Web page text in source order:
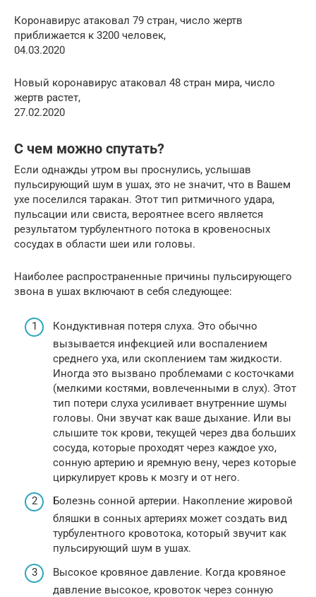
Коронавирус атаковал 79 стран, число жертв
приближается к 3200 человек,
04.03.2020
Новый коронавирус атаковал 48 стран мира, число
жертв растет,
27.02.2020
С чем можно спутать?
Если однажды утром вы проснулись, услышав
пульсирующий шум в ушах, это не значит, что в Вашем
ухе поселился таракан. Этот тип ритмичного удара,
пульсации или свиста, вероятнее всего является
результатом турбулентного потока в кровеносных
сосудах в области шеи или головы.
Наиболее распространенные причины пульсирующего
звона в ушах включают в себя следующее:
Кондуктивная потеря слуха. Это обычно
вызывается инфекцией или воспалением
среднего уха, или скоплением там жидкости.
Иногда это вызвано проблемами с косточками
(мелкими костями, вовлеченными в слух). Этот
тип потери слуха усиливает внутренние шумы
головы. Они звучат как ваше дыхание. Или вы
слышите ток крови, текущей через два больших
сосуда, которые проходят через каждое ухо,
сонную артерию и яремную вену, через которые
циркулирует кровь к мозгу и от него.
Болезнь сонной артерии. Накопление жировой
бляшки в сонных артериях может создать вид
турбулентного кровотока, который звучит как
пульсирующий шум в ушах.
Высокое кровяное давление. Когда кровяное
давление высокое, кровоток через сонную